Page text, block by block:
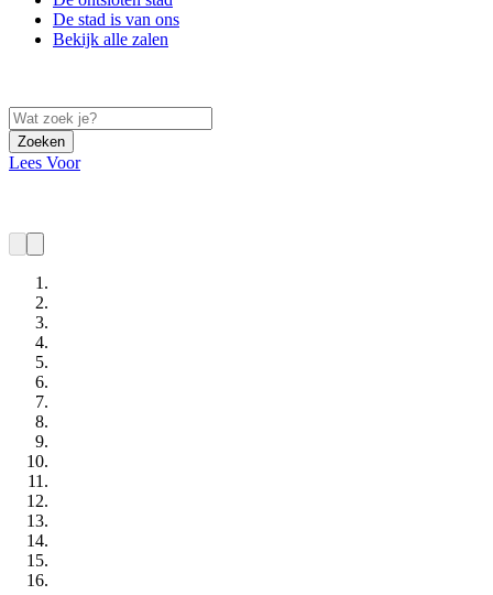
De stad is van ons
Bekijk alle zalen
Zoeken
Lees Voor